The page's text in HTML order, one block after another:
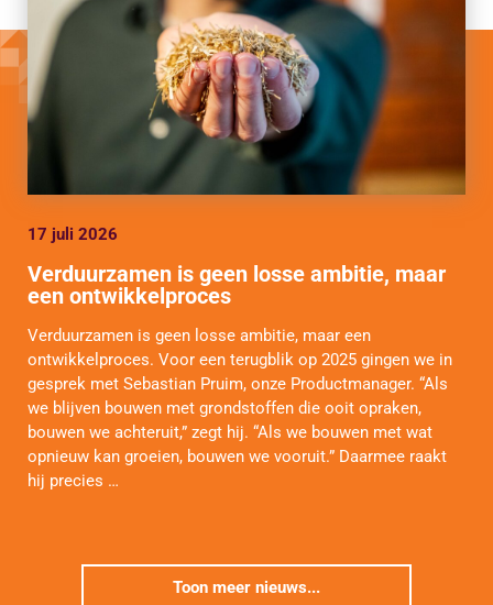
17 juli 2026
Verduurzamen is geen losse ambitie, maar
een ontwikkelproces
Verduurzamen is geen losse ambitie, maar een
ontwikkelproces. Voor een terugblik op 2025 gingen we in
gesprek met Sebastian Pruim, onze Productmanager. “Als
we blijven bouwen met grondstoffen die ooit opraken,
bouwen we achteruit,” zegt hij. “Als we bouwen met wat
opnieuw kan groeien, bouwen we vooruit.” Daarmee raakt
hij precies …
Toon meer nieuws...